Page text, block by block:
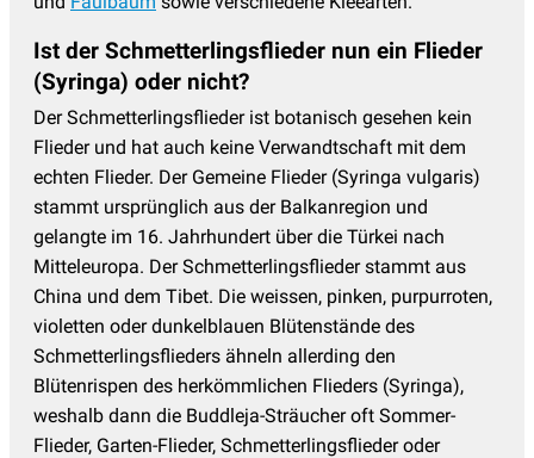
Ist der Schmetterlingsflieder nun ein Flieder
(Syringa) oder nicht?
Der Schmetterlingsflieder ist botanisch gesehen kein
Flieder und hat auch keine Verwandtschaft mit dem
echten Flieder. Der Gemeine Flieder (Syringa vulgaris)
stammt ursprünglich aus der Balkanregion und
gelangte im 16. Jahrhundert über die Türkei nach
Mitteleuropa. Der Schmetterlingsflieder stammt aus
China und dem Tibet. Die weissen, pinken, purpurroten,
violetten oder dunkelblauen Blütenstände des
Schmetterlingsflieders ähneln allerding den
Blütenrispen des herkömmlichen Flieders (Syringa),
weshalb dann die Buddleja-Sträucher oft Sommer-
Flieder, Garten-Flieder, Schmetterlingsflieder oder